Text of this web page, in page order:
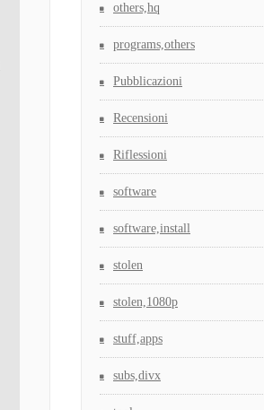
others,hq
programs,others
Pubblicazioni
Recensioni
Riflessioni
software
software,install
stolen
stolen,1080p
stuff,apps
subs,divx